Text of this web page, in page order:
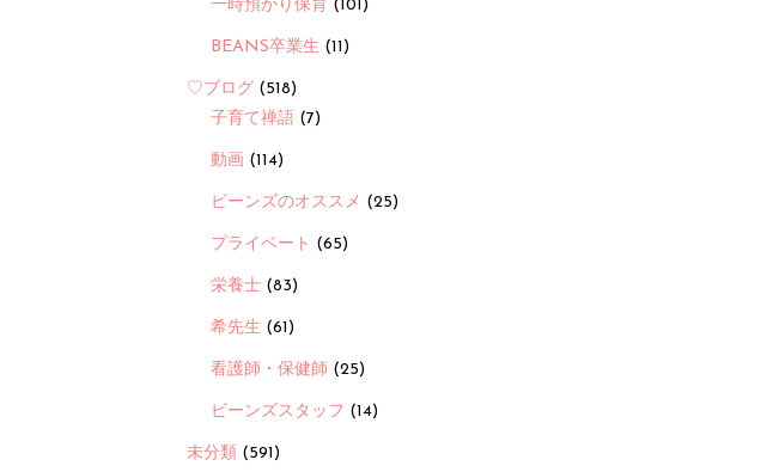
一時預かり保育 (101)
BEANS卒業生 (11)
♡ブログ (518)
子育て禅語 (7)
動画 (114)
ビーンズのオススメ (25)
プライベート (65)
栄養士 (83)
希先生 (61)
看護師・保健師 (25)
ビーンズスタッフ (14)
未分類 (591)